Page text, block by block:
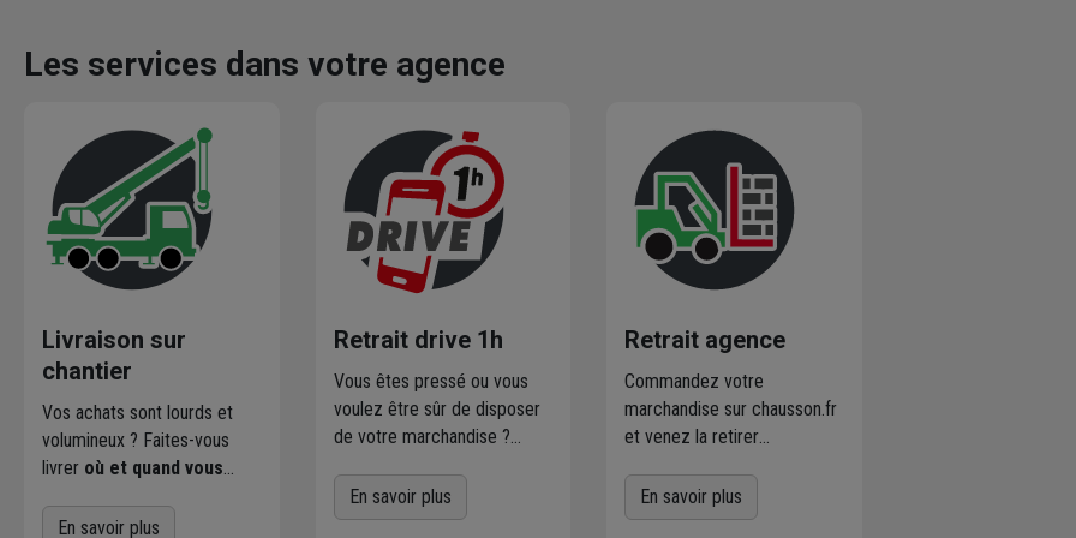
Les services dans votre agence
Livraison sur
chantier
Vos achats sont lourds et
volumineux ? Faites-vous
livrer où et quand vous
qui effectue la livraison vous
En savoir plus
Retrait drive 1h
Vous êtes pressé ou vous
voulez être sûr de disposer
de votre marchandise ?
produits disponibles dans
votre agence sur
En savoir plus
Retrait agence
Commandez votre
marchandise sur chausson.fr
et venez la retirer
l'agence Chausson à
proximitéde chez vous.
En savoir plus